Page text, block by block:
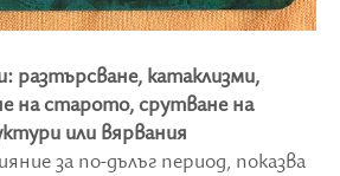
разтърсване, катаклизми,
на старото, срутване на
или вярвания
за по-дълъг период, показва